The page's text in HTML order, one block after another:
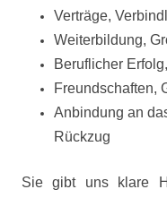
Verträge,
Weiterbildung,
Beruflicher
Freundschaften,
Anbindung an
Rückzug
Sie gibt uns klare